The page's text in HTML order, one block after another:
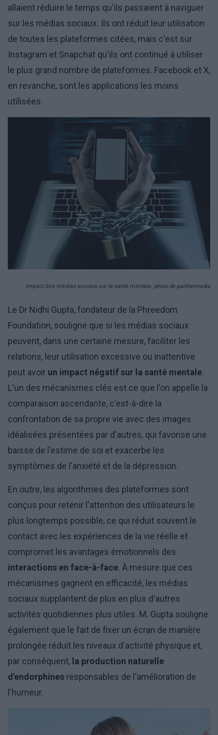
allaient réduire le temps qu'ils passaient à naviguer
sur les médias sociaux. Ils ont réduit leur utilisation
de toutes les plateformes citées, mais c'est sur
Instagram et Snapchat qu'ils ont continué à utiliser
le plus grand nombre de plateformes. Facebook et X,
en revanche, sont les applications les moins
utilisées.
Impact des médias sociaux sur la santé mentale, photo de panthermedia
Le Dr Nidhi Gupta, fondateur de la Phreedom
Foundation, souligne que si les médias sociaux
peuvent, dans une certaine mesure, faciliter les
relations, leur utilisation excessive ou inattentive
peut avoir un impact négatif sur la santé mentale.
L'un des mécanismes clés est ce que l'on appelle la
comparaison ascendante, c'est-à-dire la
confrontation de sa propre vie avec des images
idéalisées présentées par d'autres, qui favorise une
baisse de l'estime de soi et exacerbe les
symptômes de l'anxiété et de la dépression.
En outre, les algorithmes des plateformes sont
conçus pour retenir l'attention des utilisateurs le
plus longtemps possible, ce qui réduit souvent le
contact avec les expériences de la vie réelle et
compromet les avantages émotionnels des
interactions en face-à-face. À mesure que ces
mécanismes gagnent en efficacité, les médias
sociaux supplantent de plus en plus d'autres
activités quotidiennes plus utiles. M. Gupta souligne
également que le fait de fixer un écran de manière
prolongée réduit les niveaux d'activité physique et,
par conséquent, la production naturelle
d'endorphines responsables de l'amélioration de
l'humeur.